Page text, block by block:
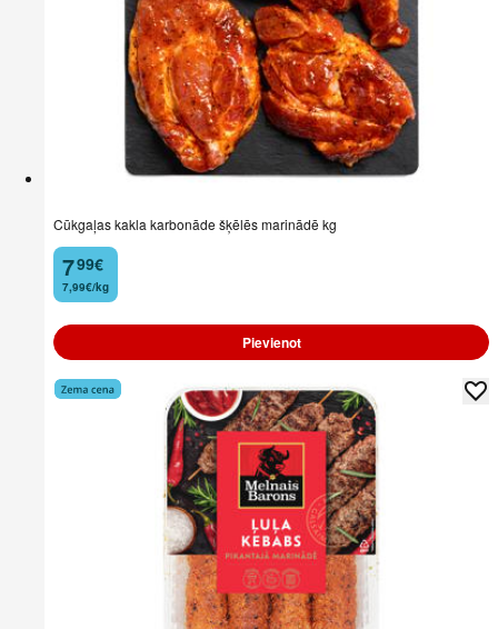
Cūkgaļas kakla karbonāde šķēlēs marinādē kg
7
. 99€
7,99€/kg
Pievienot